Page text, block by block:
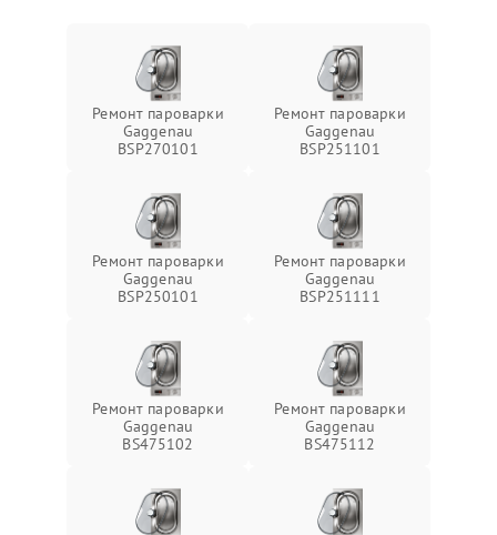
Ремонт пароварки
Gaggenau
BSP270101
Ремонт пароварки
Gaggenau
BSP251101
Ремонт пароварки
Gaggenau
BSP250101
Ремонт пароварки
Gaggenau
BSP251111
Ремонт пароварки
Gaggenau
BS475102
Ремонт пароварки
Gaggenau
BS475112